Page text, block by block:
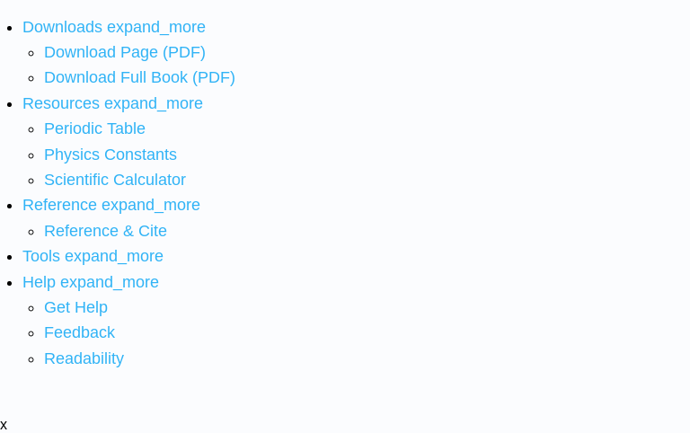
Downloads expand_more
Download Page (PDF)
Download Full Book (PDF)
Resources expand_more
Periodic Table
Physics Constants
Scientific Calculator
Reference expand_more
Reference & Cite
Tools expand_more
Help expand_more
Get Help
Feedback
Readability
x